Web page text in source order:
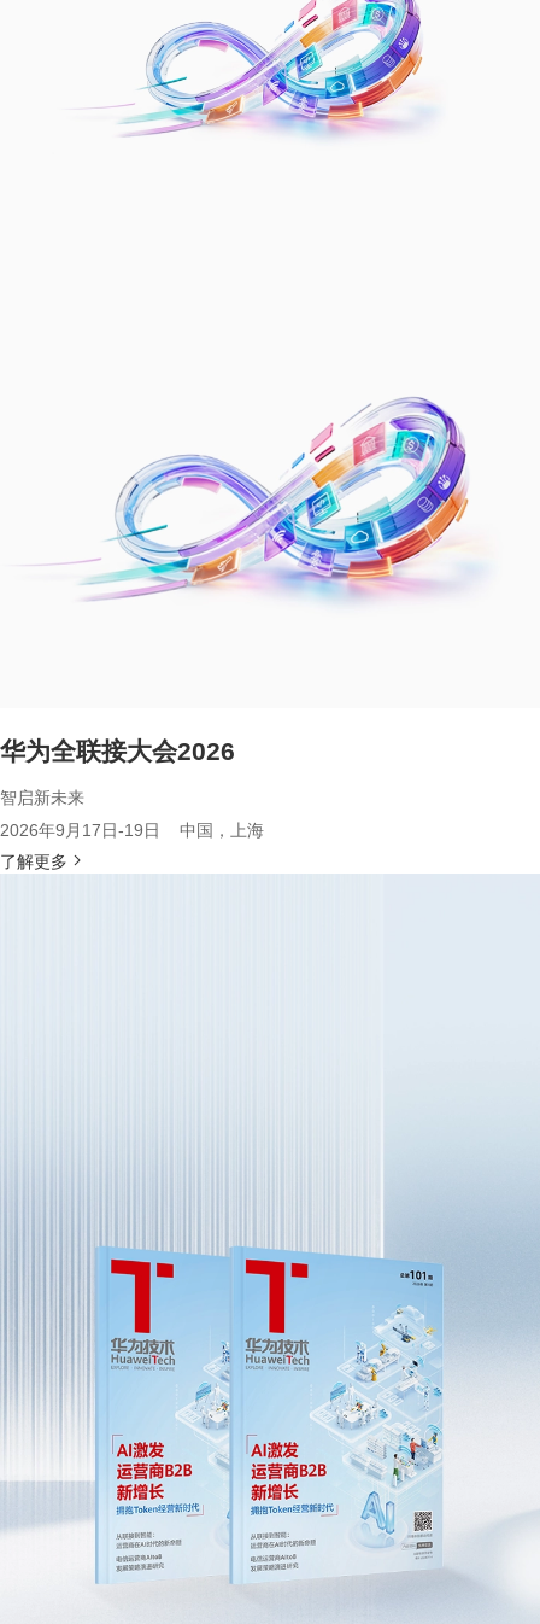
华为全联接大会2026
智启新未来
2026年9月17日-19日 中国，上海
了解更多